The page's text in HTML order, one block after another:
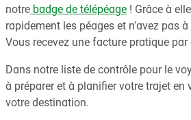
notre badge de télépéage ! Grâce à
rapidement les péages et n'avez pas
Vous recevez une facture pratique
Dans notre liste de contrôle pour le
à préparer et à planifier votre trajet en
votre destination.